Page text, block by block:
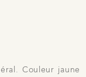
Couleur jaune